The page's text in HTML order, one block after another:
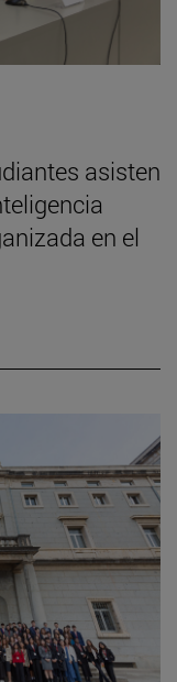
asisten
en el